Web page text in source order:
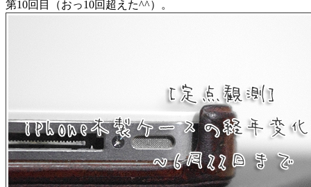
第10回目（おっ10回超えた^^）。